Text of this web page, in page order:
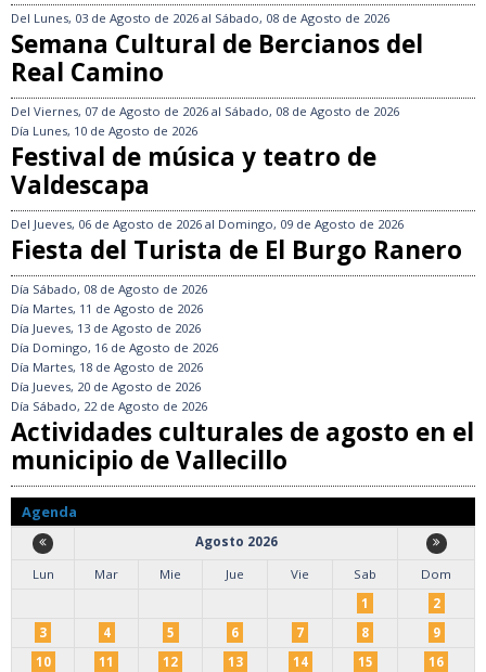
Del Lunes, 03 de Agosto de 2026 al Sábado, 08 de Agosto de 2026
Semana Cultural de Bercianos del
Real Camino
Del Viernes, 07 de Agosto de 2026 al Sábado, 08 de Agosto de 2026
Día Lunes, 10 de Agosto de 2026
Festival de música y teatro de
Valdescapa
Del Jueves, 06 de Agosto de 2026 al Domingo, 09 de Agosto de 2026
Fiesta del Turista de El Burgo Ranero
Día Sábado, 08 de Agosto de 2026
Día Martes, 11 de Agosto de 2026
Día Jueves, 13 de Agosto de 2026
Día Domingo, 16 de Agosto de 2026
Día Martes, 18 de Agosto de 2026
Día Jueves, 20 de Agosto de 2026
Día Sábado, 22 de Agosto de 2026
Actividades culturales de agosto en el
municipio de Vallecillo
Agenda
Agosto 2026
Lun
Mar Mie Jue Vie Sab
Dom
1
2
3
4 5 6 7 8
9
10
11 12 13 14 15
16